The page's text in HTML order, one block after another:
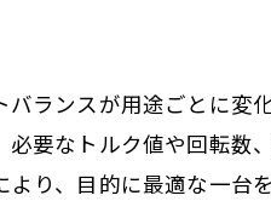
ランスが用途ごとに変
要なトルク値や回転数
り、目的に最適な一台